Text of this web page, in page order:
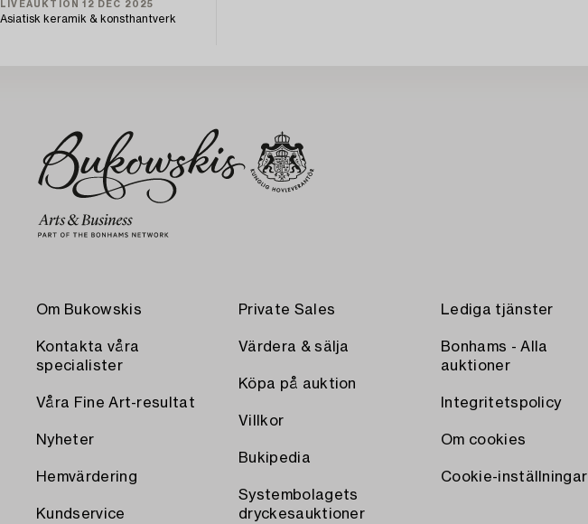
LIVEAUKTION 12 DEC 2025
Asiatisk keramik & konsthantverk
Om Bukowskis
Kontakta våra
specialister
Våra Fine Art-resultat
Nyheter
Hemvärdering
Kundservice
Private Sales
Värdera & sälja
Köpa på auktion
Villkor
Bukipedia
Systembolagets
dryckesauktioner
Lediga tjänster
Bonhams - Alla
auktioner
Integritetspolicy
Om cookies
Cookie-inställningar